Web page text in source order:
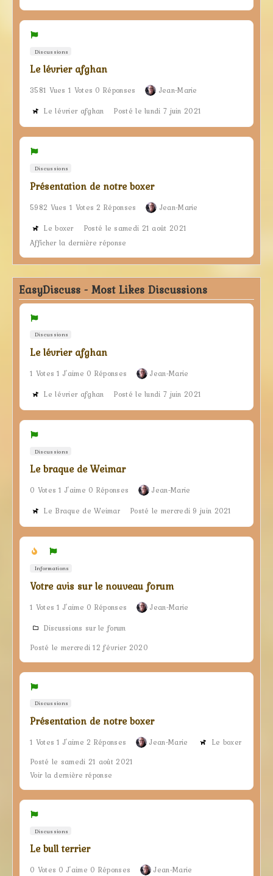
Discussions
Le lévrier afghan
3581 Vues 1 Votes 0 Réponses
Jean-Marie
Le lévrier afghan
Posté le lundi 7 juin 2021
Discussions
Présentation de notre boxer
5982 Vues 1 Votes 2 Réponses
Jean-Marie
Le boxer
Posté le samedi 21 août 2021
Afficher la dernière réponse
EasyDiscuss - Most Likes Discussions
Discussions
Le lévrier afghan
1 Votes 1 J'aime 0 Réponses
Jean-Marie
Le lévrier afghan
Posté le lundi 7 juin 2021
Discussions
Le braque de Weimar
0 Votes 1 J'aime 0 Réponses
Jean-Marie
Le Braque de Weimar
Posté le mercredi 9 juin 2021
Informations
Votre avis sur le nouveau forum
1 Votes 1 J'aime 0 Réponses
Jean-Marie
Discussions sur le forum
Posté le mercredi 12 février 2020
Discussions
Présentation de notre boxer
1 Votes 1 J'aime 2 Réponses Jean-Marie
Le boxer
Posté le samedi 21 août 2021
Voir la dernière réponse
Discussions
Le bull terrier
0 Votes 0 J'aime 0 Réponses
Jean-Marie